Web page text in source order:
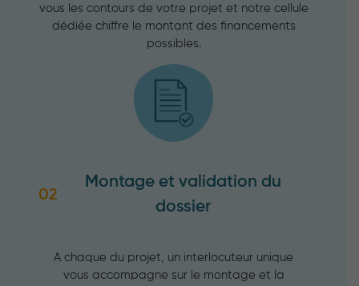
vous les contours de votre projet et notre cellule
dédiée chiffre le montant des financements
possibles.
02
Montage et validation du
dossier
A chaque du projet, un interlocuteur unique
vous accompagne sur le montage et la